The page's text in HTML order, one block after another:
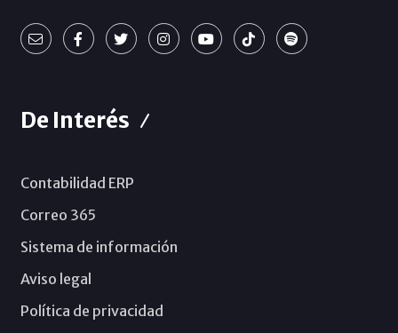
De Interés
Contabilidad ERP
Correo 365
Sistema de información
Aviso legal
Política de privacidad